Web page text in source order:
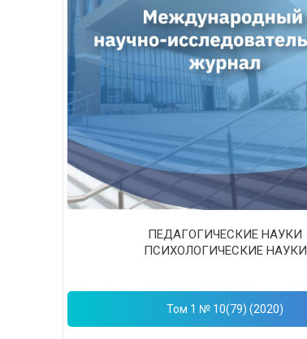
ПЕДАГОГИЧЕСКИЕ НАУКИ
ПСИХОЛОГИЧЕСКИЕ НАУКИ
Том 1 № 10(79) (2020)